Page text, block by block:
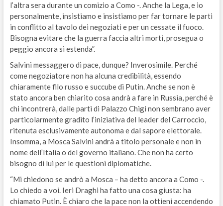
l’altra sera durante un comizio a Como -. Anche la Lega, e io
personalmente, insistiamo e insistiamo per far tornare le parti
in conflitto al tavolo dei negoziati e per un cessate il fuoco.
Bisogna evitare che la guerra faccia altri morti, prosegua o
peggio ancora si estenda”.
Salvini messaggero di pace, dunque? Inverosimile. Perché
come negoziatore non ha alcuna credibilità, essendo
chiaramente filo russo e succube di Putin. Anche se non è
stato ancora ben chiarito cosa andrà a fare in Russia, perché è
chi incontrerà, dalle parti di Palazzo Chigi non sembrano aver
particolarmente gradito l’iniziativa del leader del Carroccio,
ritenuta esclusivamente autonoma e dal sapore elettorale.
Insomma, a Mosca Salvini andrà a titolo personale e non in
nome dell’Italia o del governo italiano. Che non ha certo
bisogno di lui per le questioni diplomatiche.
“Mi chiedono se andrò a Mosca – ha detto ancora a Como -.
Lo chiedo a voi. Ieri Draghi ha fatto una cosa giusta: ha
chiamato Putin. È chiaro che la pace non la ottieni accendendo